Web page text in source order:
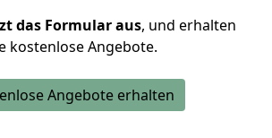
das Formular aus, und erhalten
kostenlose Angebote.
Angebote erhalten